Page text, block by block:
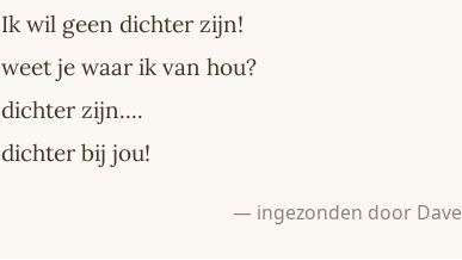
Ik wil geen dichter zijn!
weet je waar ik van hou?
dichter zijn....
dichter bij jou!
— ingezonden door Dave